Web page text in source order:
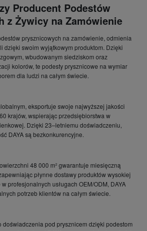
Producent Podestów
z Żywicy na Zamówienie
prysznicowych na zamówienie, odmienia
dzięki swoim wyjątkowym produktom. Dzięki
wbudowanym siedziskom oraz
kolorów, te podesty prysznicowe na wymiar
dla ludzi na całym świecie.
eksportuje swoje najwyższej jakości
krajów, wspierając przedsiębiorstwa w
Dzięki 23–letniemu doświadczeniu,
DAYA są bezkonkurencyjne.
48 000 m² gwarantuje miesięczną
płynne dostawy produktów wysokiej
profesjonalnych usługach OEM/ODM, DAYA
potrzeb klientów na całym świecie.
doświadczenia pod prysznicem dzięki podestom